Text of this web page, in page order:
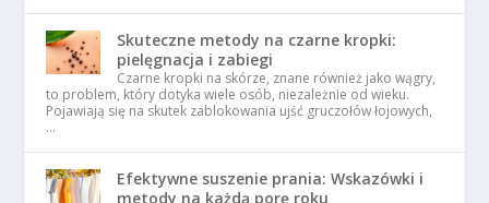
Skuteczne metody na czarne kropki:
pielęgnacja i zabiegi
Czarne kropki na skórze, znane również jako wągry,
to problem, który dotyka wiele osób, niezależnie od wieku.
Pojawiają się na skutek zablokowania ujść gruczołów łojowych,
…
Efektywne suszenie prania: Wskazówki i
metody na każdą porę roku